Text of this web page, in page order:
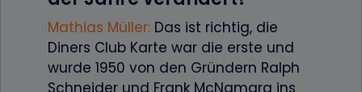
Mathias Müller:Das ist richtig, die
Diners Club Karte war die erste und
wurde 1950 von den Gründern Ralph